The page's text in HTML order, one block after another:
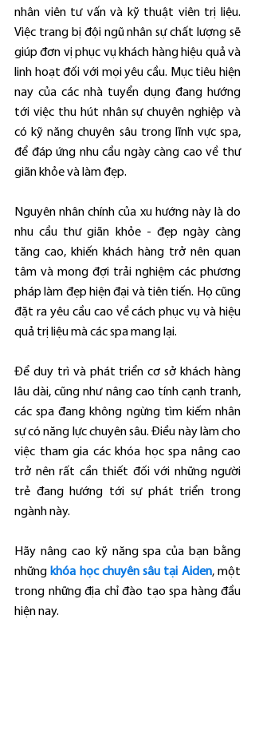
nhân viên tư vấn và kỹ thuật viên trị liệu.
Việc trang bị đội ngũ nhân sự chất lượng sẽ
giúp đơn vị phục vụ khách hàng hiệu quả và
linh hoạt đối với mọi yêu cầu. Mục tiêu hiện
nay của các nhà tuyển dụng đang hướng
tới việc thu hút nhân sự chuyên nghiệp và
có kỹ năng chuyên sâu trong lĩnh vực spa,
để đáp ứng nhu cầu ngày càng cao về thư
giãn khỏe và làm đẹp.
Nguyên nhân chính của xu hướng này là do
nhu cầu thư giãn khỏe - đẹp ngày càng
tăng cao, khiến khách hàng trở nên quan
tâm và mong đợi trải nghiệm các phương
pháp làm đẹp hiện đại và tiên tiến. Họ cũng
đặt ra yêu cầu cao về cách phục vụ và hiệu
quả trị liệu mà các spa mang lại.
Để duy trì và phát triển cơ sở khách hàng
lâu dài, cũng như nâng cao tính cạnh tranh,
các spa đang không ngừng tìm kiếm nhân
sự có năng lực chuyên sâu. Điều này làm cho
việc tham gia các khóa học spa nâng cao
trở nên rất cần thiết đối với những người
trẻ đang hướng tới sự phát triển trong
ngành này.
Hãy nâng cao kỹ năng spa của bạn bằng
những khóa học chuyên sâu tại Aiden, một
trong những địa chỉ đào tạo spa hàng đầu
hiện nay.